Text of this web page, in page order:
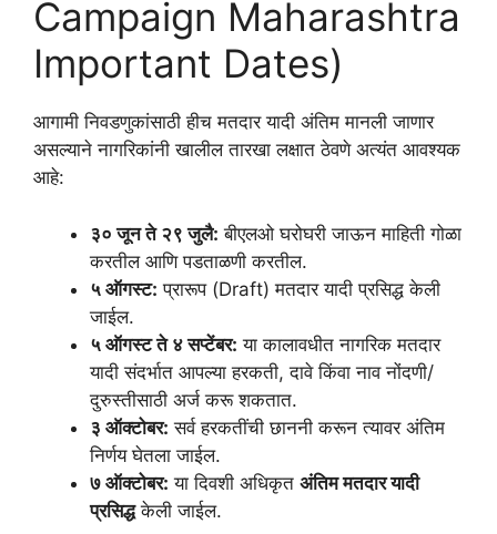
Campaign Maharashtra
Important Dates)
आगामी निवडणुकांसाठी हीच मतदार यादी अंतिम मानली जाणार
असल्याने नागरिकांनी खालील तारखा लक्षात ठेवणे अत्यंत आवश्यक
आहे:
३० जून ते २९ जुलै: बीएलओ घरोघरी जाऊन माहिती गोळा
करतील आणि पडताळणी करतील.
५ ऑगस्ट: प्रारूप (Draft) मतदार यादी प्रसिद्ध केली
जाईल.
५ ऑगस्ट ते ४ सप्टेंबर: या कालावधीत नागरिक मतदार
यादी संदर्भात आपल्या हरकती, दावे किंवा नाव नोंदणी/
दुरुस्तीसाठी अर्ज करू शकतात.
३ ऑक्टोबर: सर्व हरकतींची छाननी करून त्यावर अंतिम
निर्णय घेतला जाईल.
७ ऑक्टोबर: या दिवशी अधिकृत अंतिम मतदार यादी
प्रसिद्धकेली जाईल.